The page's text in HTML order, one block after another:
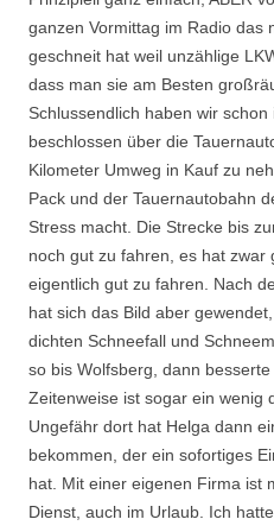
ganzen Vormittag im Radio das
geschneit hat weil unzählige
dass man sie am Besten
Schlussendlich haben wir
beschlossen über die
Kilometer Umweg in Kauf zu
Pack und der Tauernautobahn
Stress macht. Die Strecke bis
noch gut zu fahren, es hat zwar
eigentlich gut zu fahren. Nach
hat sich das Bild aber
dichten Schneefall und
so bis Wolfsberg, dann
Zeitenweise ist sogar ein wenig
Ungefähr dort hat Helga dann
bekommen, der ein sofortiges
hat. Mit einer eigenen Firma ist
Dienst, auch im Urlaub. Ich